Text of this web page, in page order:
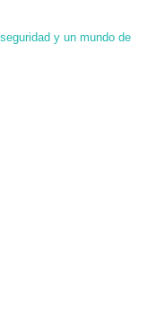
y un mundo de